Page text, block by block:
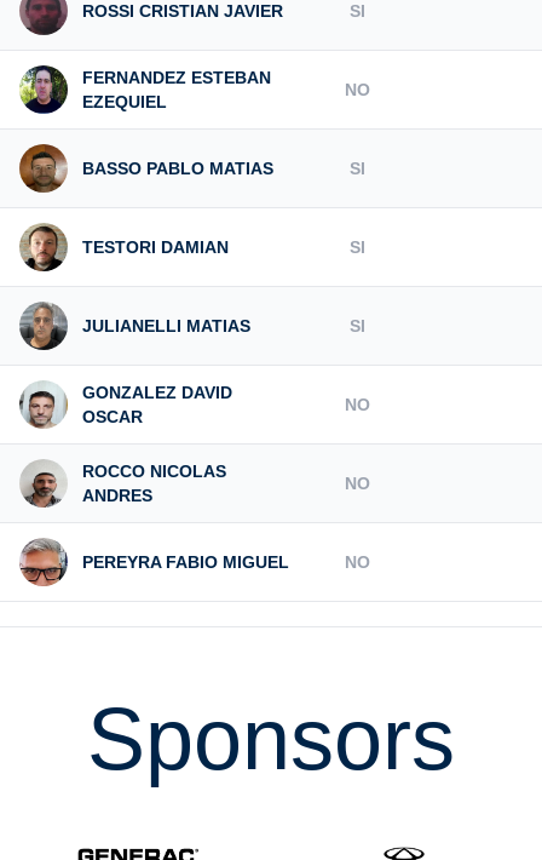
ROSSI CRISTIAN JAVIER SI
FERNANDEZ ESTEBAN
EZEQUIEL
NO
BASSO PABLO MATIAS SI
TESTORI DAMIAN SI
JULIANELLI MATIAS SI
GONZALEZ DAVID
OSCAR
NO
ROCCO NICOLAS
ANDRES
NO
PEREYRA FABIO MIGUEL NO
Sponsors